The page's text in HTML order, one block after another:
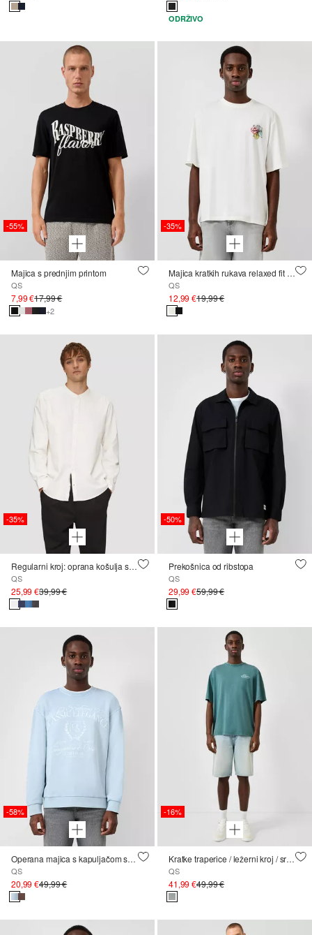
ODRŽIVO
-55%
Majica s prednjim printom
QS
7,99 €17,99 €
+2
-35%
Majica kratkih rukava relaxed fit kroja s printovima
QS
12,99 €19,99 €
-35%
Regularni kroj: oprana košulja s vezom
QS
25,99 €39,99 €
-50%
Prekošnica od ribstopa
QS
29,99 €59,99 €
-58%
Operana majica s kapuljačom s printom
QS
20,99 €49,99 €
-16%
Kratke traperice / ležerni kroj / srednje visoki struk
QS
41,99 €49,99 €